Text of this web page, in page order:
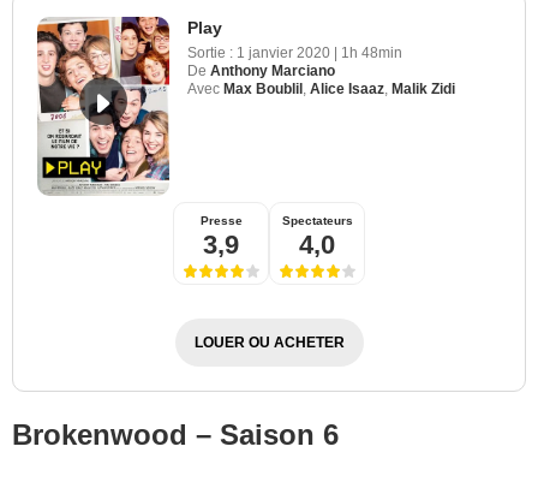
Play
Sortie : 1 janvier 2020
1h 48min
De Anthony Marciano
Avec Max Boublil , Alice Isaaz, Malik Zidi
Presse
3,9
Spectateurs
4,0
LOUER OU ACHETER
Brokenwood – Saison 6